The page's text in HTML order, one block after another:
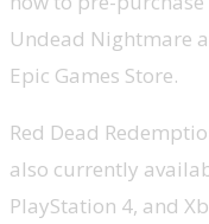
Undead Nightmare
Epic Games Store.
Red Dead
also currently
PlayStation 4, and